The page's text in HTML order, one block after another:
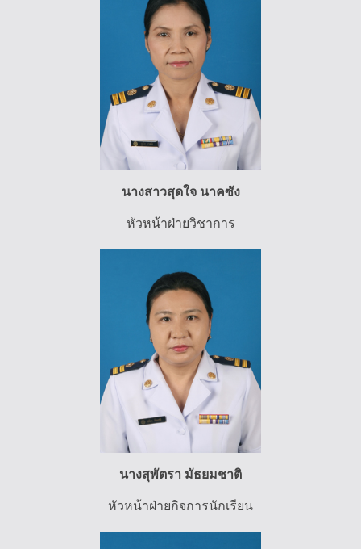
นางสาวสุดใจ นาคซัง
หัวหน้าฝ่ายวิชาการ
นางสุพัตรา มัธยมชาติ
หัวหน้าฝ่ายกิจการนักเรียน